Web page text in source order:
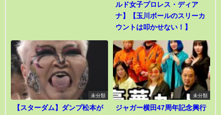
ルド女子プロレス・ディア
ナ】【玉川ボールのスリーカ
ウントは叩かせない！】
未分類
【スターダム】ダンプ松本が
未分類
ジャガー横田47周年記念興行